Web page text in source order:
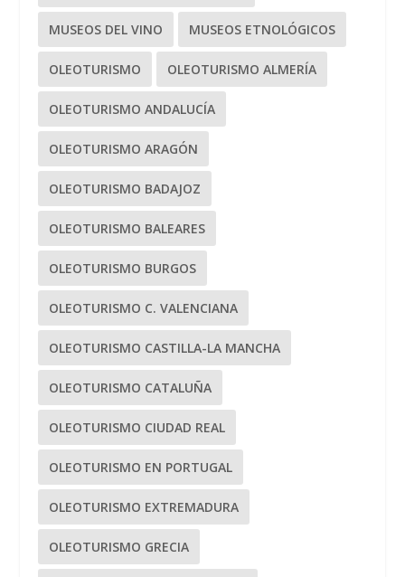
MUSEOS DEL VINO MUSEOS ETNOLÓGICOS
OLEOTURISMO OLEOTURISMO ALMERÍA
OLEOTURISMO ANDALUCÍA
OLEOTURISMO ARAGÓN
OLEOTURISMO BADAJOZ
OLEOTURISMO BALEARES
OLEOTURISMO BURGOS
OLEOTURISMO C. VALENCIANA
OLEOTURISMO CASTILLA-LA MANCHA
OLEOTURISMO CATALUÑA
OLEOTURISMO CIUDAD REAL
OLEOTURISMO EN PORTUGAL
OLEOTURISMO EXTREMADURA
OLEOTURISMO GRECIA